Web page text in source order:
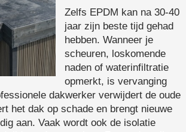
Zelfs EPDM kan na 30-40
jaar zijn beste tijd gehad
hebben. Wanneer je
scheuren, loskomende
naden of waterinfiltratie
opmerkt, is vervanging
dakwerker verwijdert de oude
het dak op schade en brengt nieuwe
aan. Vaak wordt ook de isolatie